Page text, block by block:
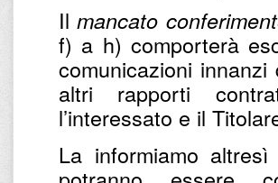
Ilmancato
f) a h) comporterà
comunicazioni
altri rapporti
l’interessato e il
La informiamo